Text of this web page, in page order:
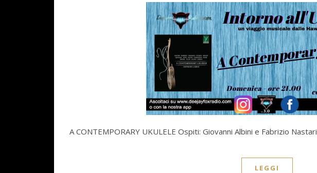
A CONTEMPORARY UKULELE Ospiti: Giovanni Albini e Fabrizio Nastari
LEGGI